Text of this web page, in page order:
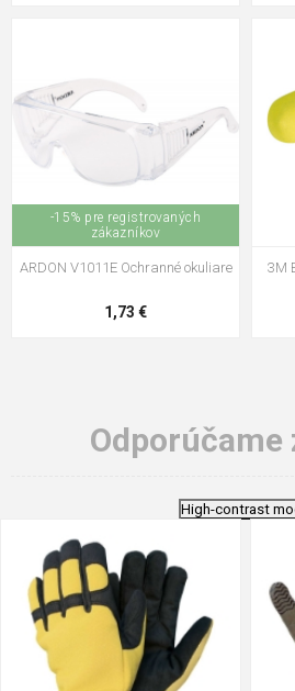
-15% pre registrovaných
zákazníkov
ARDON V1011E Ochranné okuliare
1,73 €
3M
Odporúčame
High-contrast